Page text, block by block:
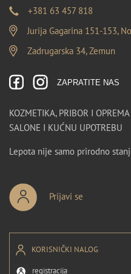
+381 63 457 818
Jurija Gagarina 151-153,
Zadrugarska 34, Zemun
ZAPRATITE NAS
KOZMETIKA, PRIBOR I
SALONE I KUĆNU UPOTREBU
Lepota nije samo prirodno
Prijavi se
KORISNIČKI NALOG
registracija